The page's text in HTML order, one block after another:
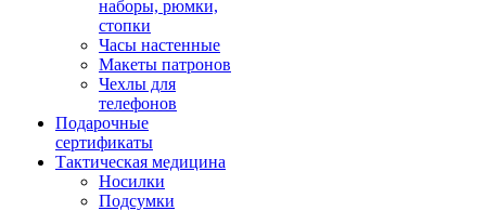
наборы, рюмки,
стопки
Часы настенные
Макеты патронов
Чехлы для
телефонов
Подарочные
сертификаты
Тактическая медицина
Носилки
Подсумки